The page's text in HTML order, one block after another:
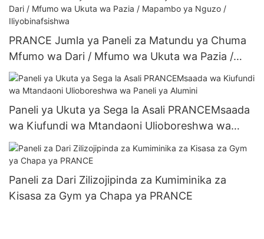
PRANCE Jumla ya Paneli za Matundu ya Chuma
Mfumo wa Dari / Mfumo wa Ukuta wa Pazia /
Mapambo ya Nguzo / Iliyobinafsishwa
Paneli ya Ukuta ya Sega la Asali PRANCEMsaada
wa Kiufundi wa Mtandaoni Ulioboreshwa wa
Paneli ya Alumini
Paneli za Dari Zilizojipinda za Kumiminika za
Kisasa za Gym ya Chapa ya PRANCE